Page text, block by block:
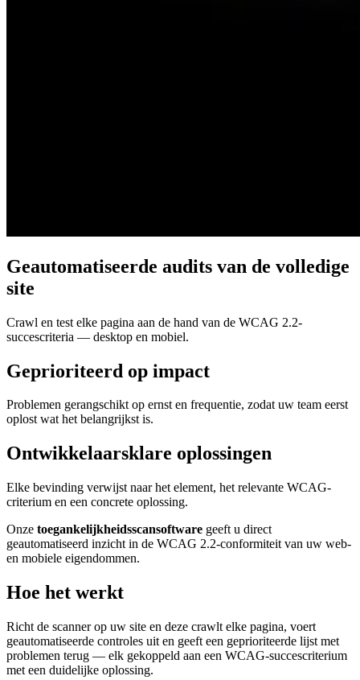
Geautomatiseerde audits van de volledige
site
Crawl en test elke pagina aan de hand van de WCAG 2.2-
succescriteria — desktop en mobiel.
Geprioriteerd op impact
Problemen gerangschikt op ernst en frequentie, zodat uw team eerst
oplost wat het belangrijkst is.
Ontwikkelaarsklare oplossingen
Elke bevinding verwijst naar het element, het relevante WCAG-
criterium en een concrete oplossing.
Onze toegankelijkheidsscansoftware geeft u direct
geautomatiseerd inzicht in de WCAG 2.2-conformiteit van uw web-
en mobiele eigendommen.
Hoe het werkt
Richt de scanner op uw site en deze crawlt elke pagina, voert
geautomatiseerde controles uit en geeft een geprioriteerde lijst met
problemen terug — elk gekoppeld aan een WCAG-succescriterium
met een duidelijke oplossing.